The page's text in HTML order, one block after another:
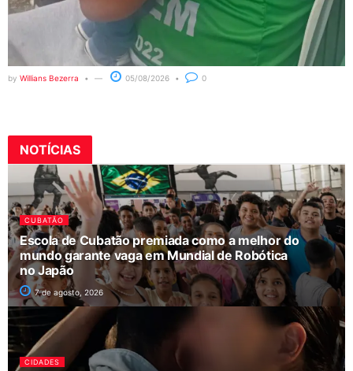
by Willians Bezerra 05/08/2026 0
NOTÍCIAS
CUBATÃO
Escola de Cubatão premiada como a melhor do
mundo garante vaga em Mundial de Robótica
no Japão
7 de agosto, 2026
CIDADES